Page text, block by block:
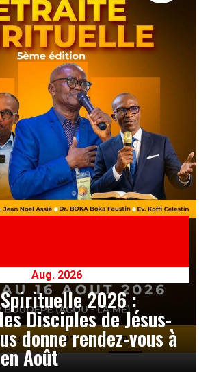
Aug. 2026
2026 :
Disciples de Jésus-
donne rendez-vous à
Août